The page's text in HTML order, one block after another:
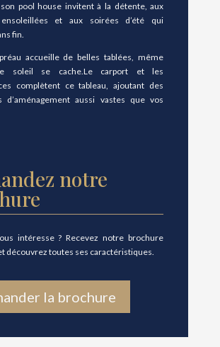
pool house invitent à la détente, aux
et aux soirées d’été qui
fin.
accueille de belles tablées, même
soleil se cache.Le carport et les
complètent ce tableau, ajoutant des
d’aménagement aussi vastes que vos
notre
intéresse ? Recevez notre brochure
découvrez toutes ses caractéristiques.
la brochure